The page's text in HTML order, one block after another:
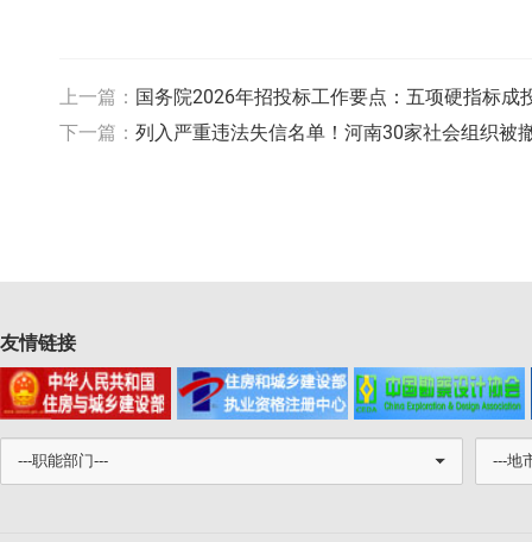
上一篇： 国务院2026年招投标工作要点：五项硬指标成
下一篇： 列入严重违法失信名单！河南30家社会组织被
友情链接